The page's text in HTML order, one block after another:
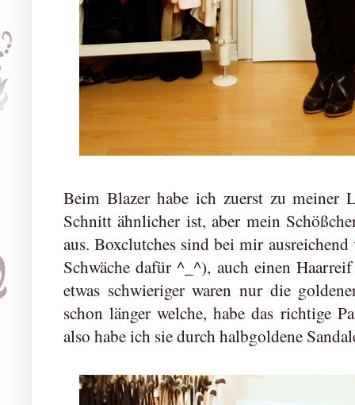
Beim Blazer habe ich zuerst zu meiner
Schnitt ähnlicher ist, aber mein
aus. Boxclutches sind bei mir
Schwäche dafür ^_^), auch einen
etwas schwieriger waren nur die
schon länger welche, habe das richtige
also habe ich sie durch halbgoldene